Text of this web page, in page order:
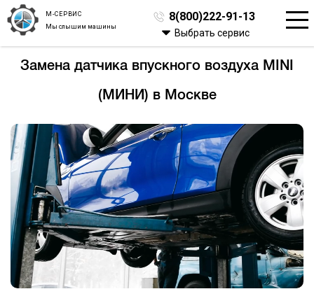
М-СЕРВИС
Мы слышим машины
8(800)222-91-13
Выбрать сервис
Замена датчика впускного воздуха MINI
(МИНИ) в Москве